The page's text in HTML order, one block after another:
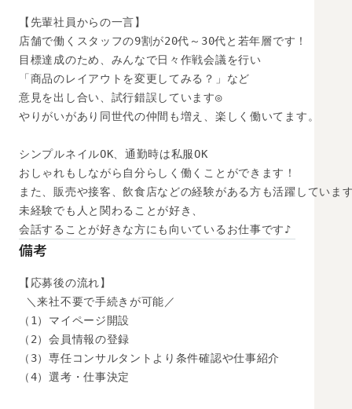
【先輩社員からの一言】
店舗で働くスタッフの9割が20代～30代と若年層です！
目標達成のため、みんなで日々作戦会議を行い
「商品のレイアウトを変更してみる？」など
意見を出し合い、試行錯誤しています◎
やりがいがあり同世代の仲間も増え、楽しく働いてます。
シンプルネイルOK、通勤時は私服OK
おしゃれもしながら自分らしく働くことができます！
また、販売や接客、飲食店などの経験がある方も活躍していま
未経験でも人と関わることが好き、
会話することが好きな方にも向いているお仕事です♪
備考
【応募後の流れ】
＼来社不要で手続きが可能／
（1）マイページ開設
（2）会員情報の登録
（3）専任コンサルタントより条件確認や仕事紹介
（4）選考・仕事決定